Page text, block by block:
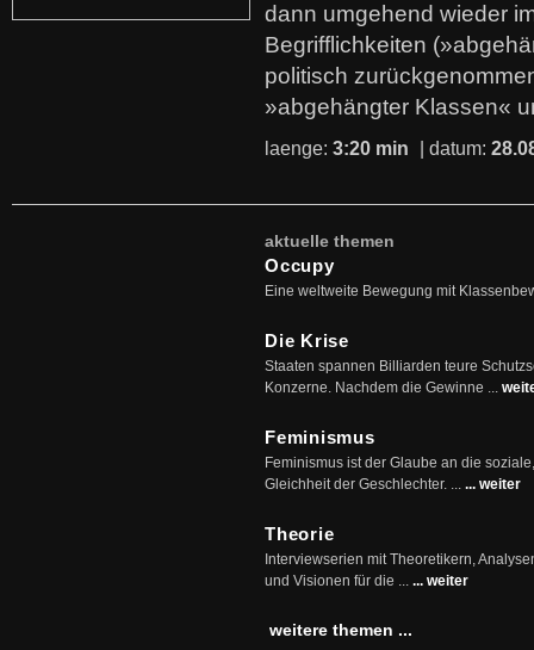
dann umgehend wieder
Begrifflichkeiten
politisch
»abgehängter Klassen«
laenge: 3:20 min | datum:
aktuelle themen
Occupy
Eine weltweite Bewegung mit
Die Krise
Staaten spannen Billiarden teure
Konzerne. Nachdem die Gewinne ...
Feminismus
Feminismus ist der Glaube an die
Gleichheit der Geschlechter. ... ... weiter
Theorie
Interviewserien mit Theoretikern,
und Visionen für die ... ... weiter
weitere themen ...